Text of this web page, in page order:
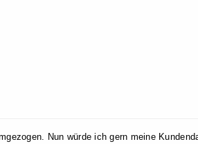
Nun würde ich gern meine